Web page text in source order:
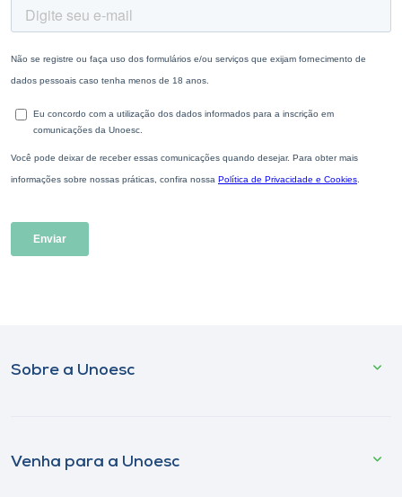
Sobre a Unoesc
Venha para a Unoesc